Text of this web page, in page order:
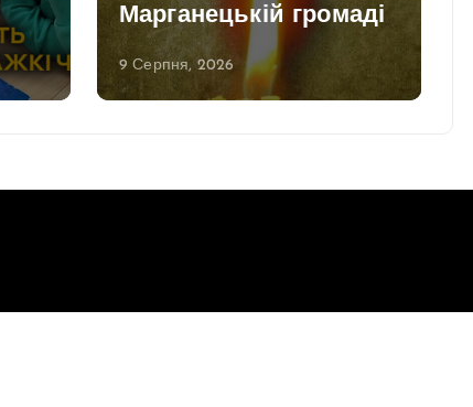
Марганецькій громаді
9 Серпня, 2026